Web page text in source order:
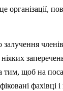
організації,
ніяких
тим, щоб на
фахівці